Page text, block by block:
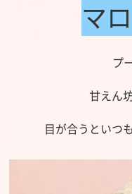
マ
プ
甘えん
目が合うといつ